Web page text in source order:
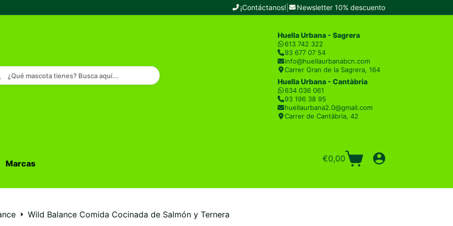
¡Contáctanos! Newsletter 10% descuento
¿Qué mascota tienes? Busca aquí...
Huella Urbana - Sagrera
613 742 322
93 677 07 54
info@huellaurbanabcn.com
Carrer Gran de la Sagrera, 164
Huella Urbana - Cantàbria
634 036 061
93 196 38 95
huellaurbana2.0@gmail.com
Carrer de Cantàbria, 42
Marcas
Carro
€0,00
Wild Balance Comida Cocinada de Salmón y Ternera